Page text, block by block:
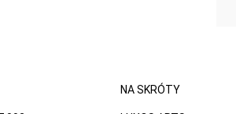
NA SKRÓTY